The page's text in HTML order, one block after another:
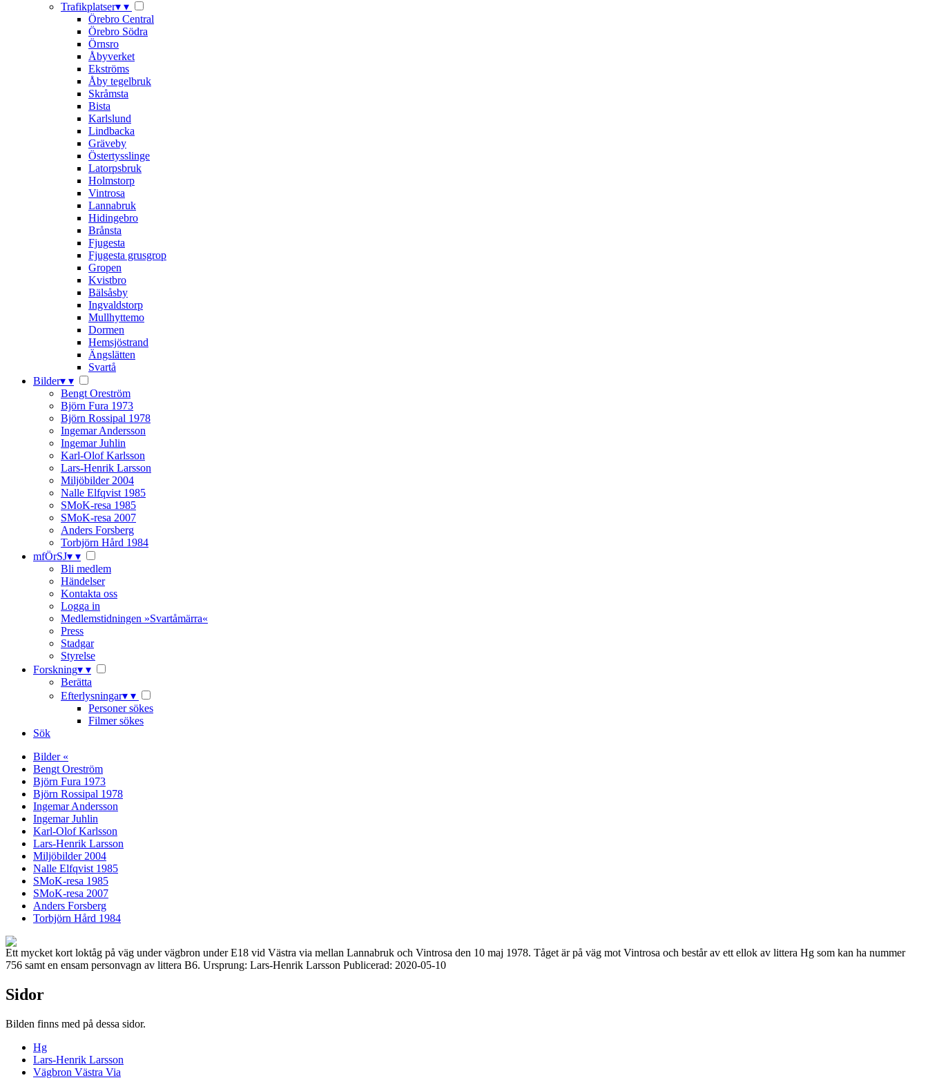
Trafikplatser▾ ▾
Örebro Central
Örebro Södra
Örnsro
Åbyverket
Ekströms
Åby tegelbruk
Skråmsta
Bista
Karlslund
Lindbacka
Gräveby
Östertysslinge
Latorpsbruk
Holmstorp
Vintrosa
Lannabruk
Hidingebro
Brånsta
Fjugesta
Fjugesta grusgrop
Gropen
Kvistbro
Bälsåsby
Ingvaldstorp
Mullhyttemo
Dormen
Hemsjöstrand
Ängslätten
Svartå
Bilder▾ ▾
Bengt Oreström
Björn Fura 1973
Björn Rossipal 1978
Ingemar Andersson
Ingemar Juhlin
Karl-Olof Karlsson
Lars-Henrik Larsson
Miljöbilder 2004
Nalle Elfqvist 1985
SMoK-resa 1985
SMoK-resa 2007
Anders Forsberg
Torbjörn Hård 1984
mfÖrSJ▾ ▾
Bli medlem
Händelser
Kontakta oss
Logga in
Medlemstidningen »Svartåmärra«
Press
Stadgar
Styrelse
Forskning▾ ▾
Berätta
Efterlysningar▾ ▾
Personer sökes
Filmer sökes
Sök
Bilder «
Bengt Oreström
Björn Fura 1973
Björn Rossipal 1978
Ingemar Andersson
Ingemar Juhlin
Karl-Olof Karlsson
Lars-Henrik Larsson
Miljöbilder 2004
Nalle Elfqvist 1985
SMoK-resa 1985
SMoK-resa 2007
Anders Forsberg
Torbjörn Hård 1984
Ett mycket kort loktåg på väg under vägbron under E18 vid Västra via mellan Lannabruk och Vintrosa den 10 maj 1978. Tåget är på väg mot Vintrosa och består av ett ellok av littera Hg som kan ha nummer
756 samt en ensam personvagn av littera B6. Ursprung: Lars-Henrik Larsson Publicerad: 2020-05-10
Sidor
Bilden finns med på dessa sidor.
Hg
Lars-Henrik Larsson
Vägbron Västra Via